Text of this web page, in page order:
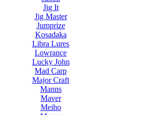
Jig It
Jig Master
Jumprize
Kosadaka
Libra Lures
Lowrance
Lucky John
Mad Carp
Major Craft
Manns
Maver
Meiho